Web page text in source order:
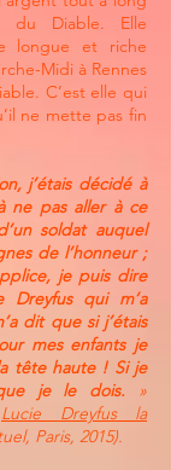
du Diable. Elle
longue et riche
Midi à Rennes
C’est elle qui
ne mette pas fin
j’étais décidé à
ne pas aller à ce
soldat auquel
de l’honneur ;
je puis dire
Dreyfus qui m’a
dit que si j’étais
mes enfants je
tête haute ! Si je
je le dois. »
Lucie Dreyfus la
Paris, 2015).